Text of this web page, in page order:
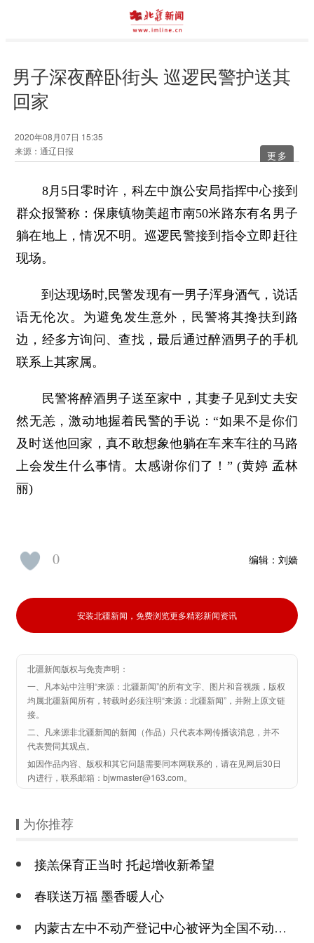
男子深夜醉卧街头 巡逻民警护送其
回家
2020年08月07日 15:35
来源：通辽日报
更多
8月5日零时许，科左中旗公安局指挥中心接到
群众报警称：保康镇物美超市南50米路东有名男子
躺在地上，情况不明。巡逻民警接到指令立即赶往
现场。
到达现场时,民警发现有一男子浑身酒气，说话
语无伦次。为避免发生意外，民警将其搀扶到路
边，经多方询问、查找，最后通过醉酒男子的手机
联系上其家属。
民警将醉酒男子送至家中，其妻子见到丈夫安
然无恙，激动地握着民警的手说：“如果不是你们
及时送他回家，真不敢想象他躺在车来车往的马路
上会发生什么事情。太感谢你们了！” (黄婷 孟林
丽)
编辑： 刘嫱
0
安装北疆新闻，免费浏览更多精彩新闻资讯
北疆新闻版权与免责声明：
一、凡本站中注明“来源：北疆新闻”的所有文字、图片和音视频，版权
均属北疆新闻所有，转载时必须注明“来源：北疆新闻”，并附上原文链
接。
二、凡来源非北疆新闻的新闻（作品）只代表本网传播该消息，并不
代表赞同其观点。
如因作品内容、版权和其它问题需要同本网联系的，请在见网后30日
内进行，联系邮箱：bjwmaster@163.com。
为你推荐
接羔保育正当时 托起增收新希望
春联送万福 墨香暖人心
内蒙古左中不动产登记中心被评为全国不动产登记便民利民窗口建设工作成效显